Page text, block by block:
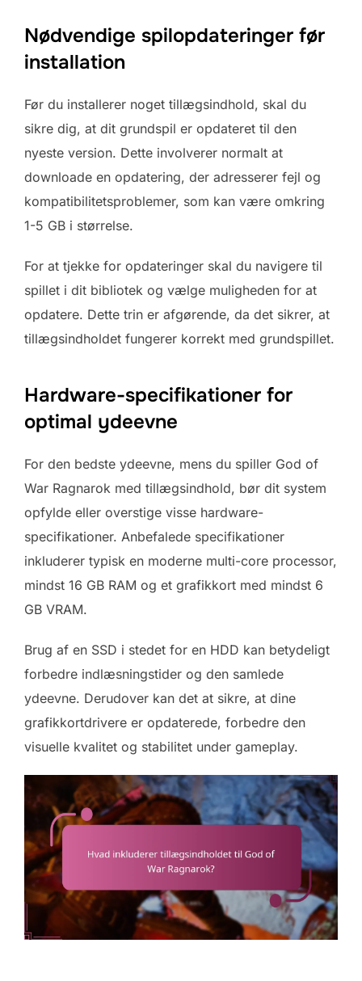
Nødvendige spilopdateringer før
installation
Før du installerer noget tillægsindhold, skal du
sikre dig, at dit grundspil er opdateret til den
nyeste version. Dette involverer normalt at
downloade en opdatering, der adresserer fejl og
kompatibilitetsproblemer, som kan være omkring
1-5 GB i størrelse.
For at tjekke for opdateringer skal du navigere til
spillet i dit bibliotek og vælge muligheden for at
opdatere. Dette trin er afgørende, da det sikrer, at
tillægsindholdet fungerer korrekt med grundspillet.
Hardware-specifikationer for
optimal ydeevne
For den bedste ydeevne, mens du spiller God of
War Ragnarok med tillægsindhold, bør dit system
opfylde eller overstige visse hardware-
specifikationer. Anbefalede specifikationer
inkluderer typisk en moderne multi-core processor,
mindst 16 GB RAM og et grafikkort med mindst 6
GB VRAM.
Brug af en SSD i stedet for en HDD kan betydeligt
forbedre indlæsningstider og den samlede
ydeevne. Derudover kan det at sikre, at dine
grafikkortdrivere er opdaterede, forbedre den
visuelle kvalitet og stabilitet under gameplay.